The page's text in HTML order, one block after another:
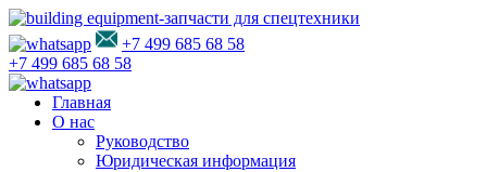
+7 499 685 68 58
+7 499 685 68 58
Главная
О нас
Руководство
Юридическая информация